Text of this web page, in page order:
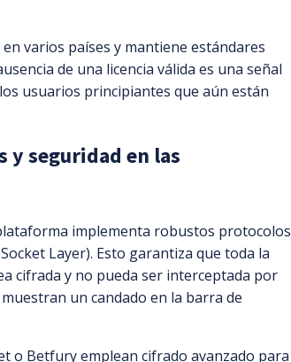
varios países y mantiene estándares
de una licencia válida es una señal
usuarios principiantes que aún están
y seguridad en las
implementa robustos protocolos
Layer). Esto garantiza que toda la
cifrada y no pueda ser interceptada por
un candado en la barra de
o Betfury emplean cifrado avanzado para